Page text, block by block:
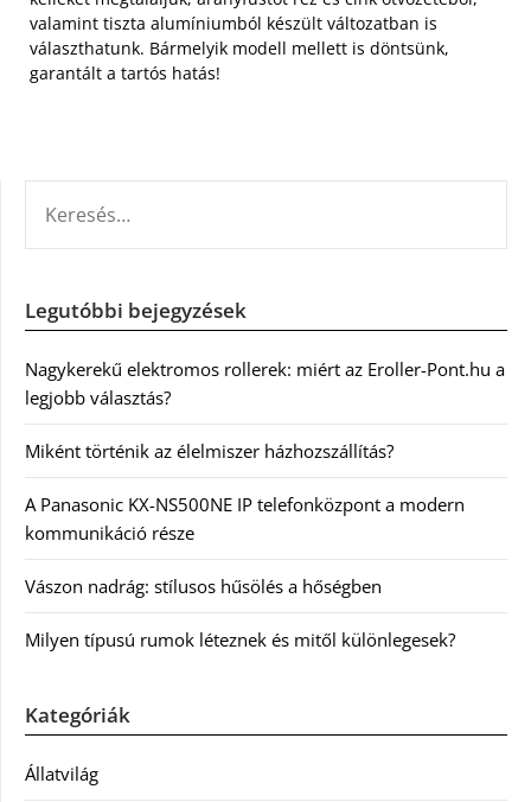
valamint tiszta alumíniumból készült változatban is
választhatunk. Bármelyik modell mellett is döntsünk,
garantált a tartós hatás!
Legutóbbi bejegyzések
Nagykerekű elektromos rollerek: miért az Eroller-Pont.hu a
legjobb választás?
Miként történik az élelmiszer házhozszállítás?
A Panasonic KX-NS500NE IP telefonközpont a modern
kommunikáció része
Vászon nadrág: stílusos hűsölés a hőségben
Milyen típusú rumok léteznek és mitől különlegesek?
Kategóriák
Állatvilág